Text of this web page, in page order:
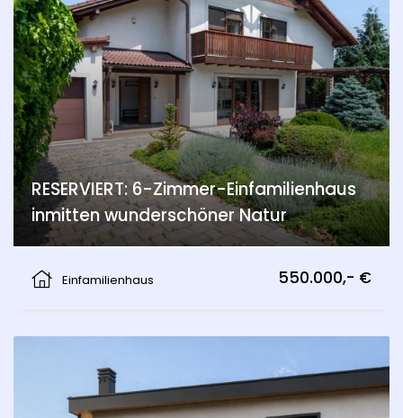
RESERVIERT: 6-Zimmer-Einfamilienhaus
inmitten wunderschöner Natur
Einfamilienhaus
550.000,- €